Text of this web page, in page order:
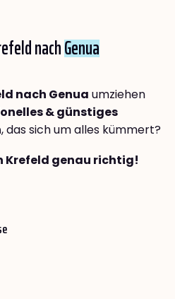
nachGenua
nach Genua umziehen
& günstiges
, das sich um alles kümmert?
Krefeld genau richtig!